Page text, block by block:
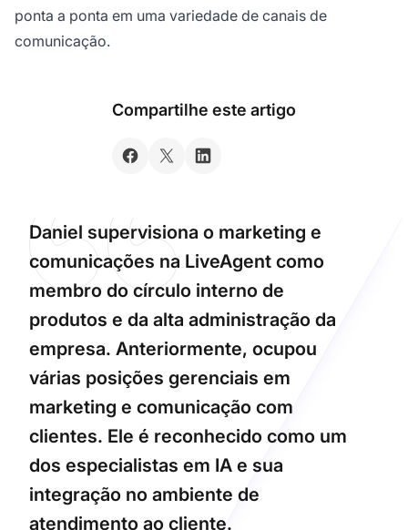
ponta a ponta em uma variedade de canais de
comunicação.
Compartilhe este artigo
Daniel supervisiona o marketing e
comunicações na LiveAgent como
membro do círculo interno de
produtos e da alta administração da
empresa. Anteriormente, ocupou
várias posições gerenciais em
marketing e comunicação com
clientes. Ele é reconhecido como um
dos especialistas em IA e sua
integração no ambiente de
atendimento ao cliente.